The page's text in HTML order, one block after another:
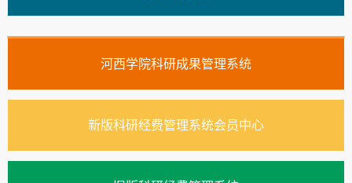
河西学院科研成果管理系统
新版科研经费管理系统会员中心